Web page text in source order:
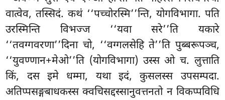
वात्वेव, तस्सिदं. कथं ‘‘पच्चोरस्मि’’न्ति, योगविभागा. पति
उरस्मिन्ति विभज्ज ‘‘यवा सरे’’ति यकारे
‘‘तवग्गवरणा’’दिना चो, ‘‘वग्गलसेहि ते’’ति पुब्बरूपञ्च,
‘‘युवण्णान+मेओ’’ति (योगविभागा) उस्स ओ च. लुत्ताति
किं, दस इमे धम्मा, यथा इदं, कुसलस्स उपसम्पदा.
अतिप्पसङ्गबाधकस्स क्वचिसद्दस्सानुवत्तनतो न विकप्पविधि